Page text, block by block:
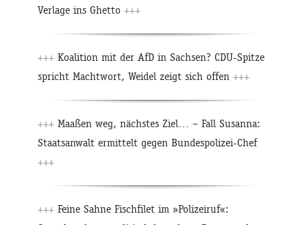
Verlage ins Ghetto +++
+++ Koalition mit der AfD in Sachsen? CDU-Spitze
spricht Machtwort, Weidel zeigt sich offen +++
+++ Maaßen weg, nächstes Ziel… – Fall Susanna:
Staatsanwalt ermittelt gegen Bundespolizei-Chef
+++
+++ Feine Sahne Fischfilet im »Polizeiruf«: